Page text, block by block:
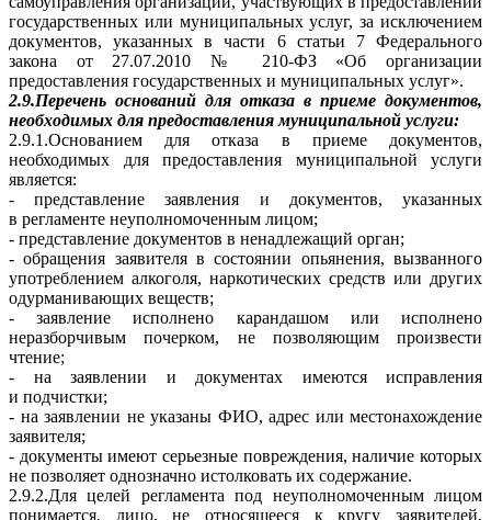
государственных или муниципальных услуг, за исключением
документов, указанных в части 6 статьи 7 Федерального
закона от 27.07.2010 № 210-ФЗ «Об организации
предоставления государственных и муниципальных услуг».
2.9.Перечень оснований для отказа в приеме документов,
необходимых для предоставления муниципальной услуги:
2.9.1.Основанием для отказа в приеме документов,
необходимых для предоставления муниципальной услуги
является:
- представление заявления и документов, указанных
в регламенте неуполномоченным лицом;
- представление документов в ненадлежащий орган;
- обращения заявителя в состоянии опьянения, вызванного
употреблением алкоголя, наркотических средств или других
одурманивающих веществ;
- заявление исполнено карандашом или исполнено
неразборчивым почерком, не позволяющим произвести
чтение;
- на заявлении и документах имеются исправления
и подчистки;
- на заявлении не указаны ФИО, адрес или местонахождение
заявителя;
- документы имеют серьезные повреждения, наличие которых
не позволяет однозначно истолковать их содержание.
2.9.2.Для целей регламента под неуполномоченным лицом
понимается, лицо, не относящееся к кругу заявителей,